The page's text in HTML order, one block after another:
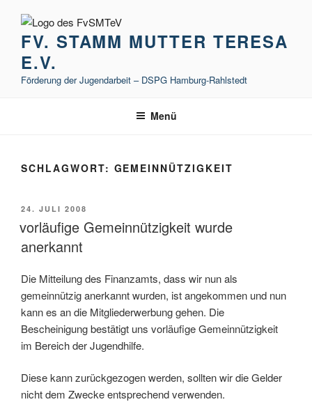
Inhalt
springenFV. STAMM MUTTER TERESA
E.V.
Förderung der Jugendarbeit – DSPG Hamburg-Rahlstedt
Menü
SCHLAGWORT: GEMEINNÜTZIGKEIT
VERÖFFENTLICHT
24. JULI 2008
vorläufige Gemeinnützigkeit wurde
anerkannt
Die Mitteilung des Finanzamts, dass wir nun als
gemeinnützig anerkannt wurden, ist angekommen und nun
kann es an die Mitgliederwerbung gehen. Die
Bescheinigung bestätigt uns vorläufige Gemeinnützigkeit
im Bereich der Jugendhilfe.
Diese kann zurückgezogen werden, sollten wir die Gelder
nicht dem Zwecke entsprechend verwenden.